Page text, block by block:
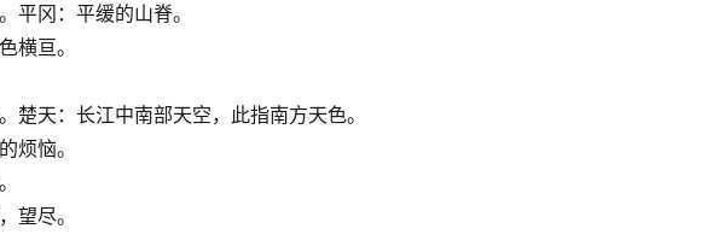
平冈：平缓的山脊。
横亘。
楚天：长江中南部天空，此指南方天色。
烦恼。
望尽。